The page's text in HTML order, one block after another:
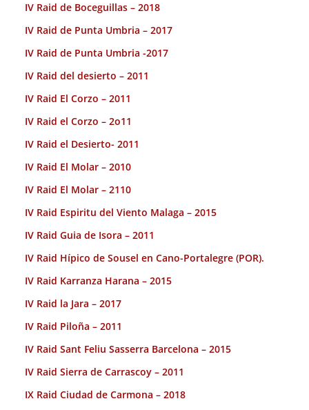
IV Raid de Boceguillas – 2018
IV Raid de Punta Umbria – 2017
IV Raid de Punta Umbria -2017
IV Raid del desierto – 2011
IV Raid El Corzo – 2011
IV Raid el Corzo – 2o11
IV Raid el Desierto- 2011
IV Raid El Molar – 2010
IV Raid El Molar – 2110
IV Raid Espiritu del Viento Malaga – 2015
IV Raid Guia de Isora – 2011
IV Raid Hípico de Sousel en Cano-Portalegre (POR).
IV Raid Karranza Harana – 2015
IV Raid la Jara – 2017
IV Raid Piloña – 2011
IV Raid Sant Feliu Sasserra Barcelona – 2015
IV Raid Sierra de Carrascoy – 2011
IX Raid Ciudad de Carmona – 2018